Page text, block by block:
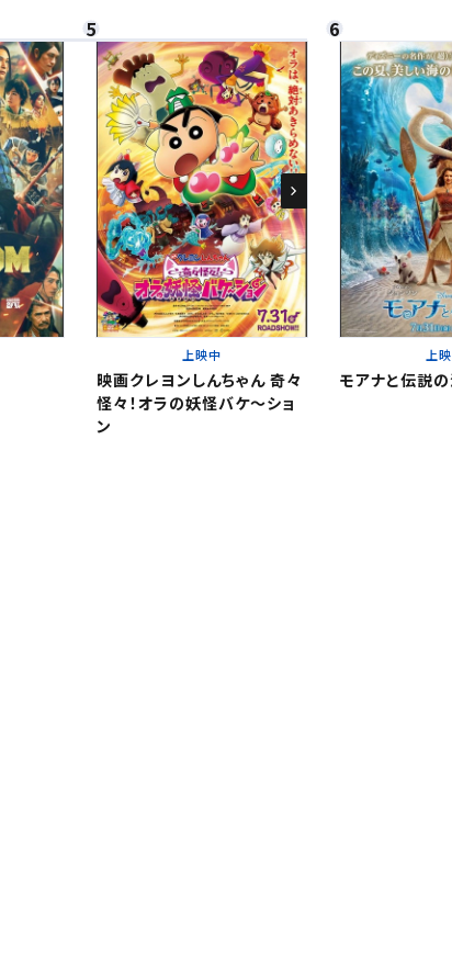
上映中
映画クレヨンしんちゃん 奇々
怪々！オラの妖怪バケ～ショ
ン
上
モアナと伝説
閉じる
閉じる
閉じる